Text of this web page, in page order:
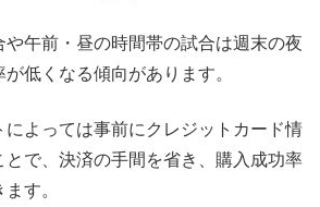
午前・昼の時間帯の試合は週末の夜
低くなる傾向があります。
によっては事前にクレジットカード情
とで、決済の手間を省き、購入成功率
す。